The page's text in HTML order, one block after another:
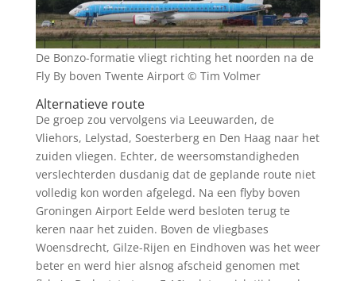
De Bonzo-formatie vliegt richting het noorden na de
Fly By boven Twente Airport © Tim Volmer
Alternatieve route
De groep zou vervolgens via Leeuwarden, de
Vliehors, Lelystad, Soesterberg en Den Haag naar het
zuiden vliegen. Echter, de weersomstandigheden
verslechterden dusdanig dat de geplande route niet
volledig kon worden afgelegd. Na een flyby boven
Groningen Airport Eelde werd besloten terug te
keren naar het zuiden. Boven de vliegbases
Woensdrecht, Gilze-Rijen en Eindhoven was het weer
beter en werd hier alsnog afscheid genomen met